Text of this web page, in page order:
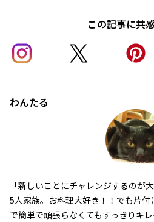
この記事に共
わんたる
「新しいことにチャレンジするのが
5人家族。お料理大好き！！でも片
で簡単で頑張らなくてもすっきりキ